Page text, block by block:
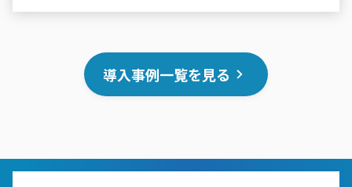
導入事例一覧を見る